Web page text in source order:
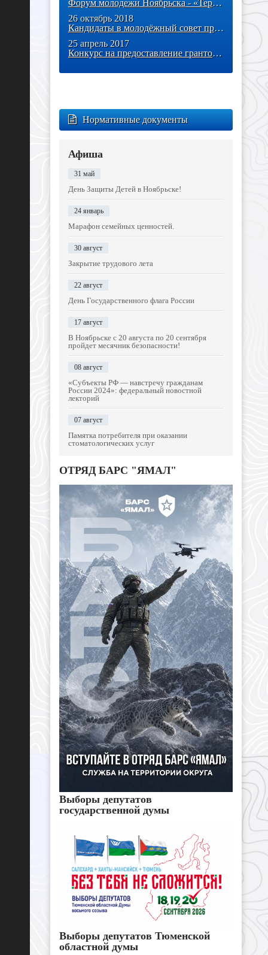
Форум молодежи Ноябрьска - «Территория»!
26 октябрь 2018
Кандидаты в молодёжный совет представили свои проекты
25 апрель 2017
Конкурс на предоставление грантов Президента РФ
Нормативные документы
Афиша
31 май
День Защиты Детей в Ноябрьске!
24 январь
Марафон семейных ценностей.
30 август
Закрытие трудового лета
22 август
День Государственного флага России
17 август
В Ноябрьске с 20 августа по 20 сентября
пройдет месячник безопасности!
08 август
«Субъекты РФ — навстречу гражданам
России 2024»: федеральный новостной
лекторий
07 август
Памятка потребителя при оказании
стоматологических услуг
ОТРЯД БАРС "ЯМАЛ"
Выборы депутатов
государственной думы
Выборы депутатов Тюменской
областной думы